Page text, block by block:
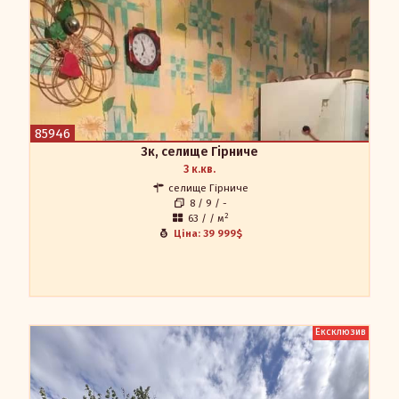
85946
3к, селище Гірниче
3 к.кв.
селище Гірниче
8 / 9 / -
63 / / м2
Ціна: 39 999$
Продаж 3-кімнатної квартири під ремонт на Гірничому.
Розташована на 8 поверсі 9-поверхового будинку. Загальна
площа 63 м2. Всі три кімнати роздільні. Сан. вузол та ванна
роздільні. Не кутова. Є балкон та лоджія. Ліфт завжди працює.
Мегадом
Наталія 0504521275
0684521275
apr.in.ua@gmail.com
Ексклюзив
Продам сучасний одноповерховий будинок на
Лелеківці
Продам сучасний одноповерховий будинок на Лелеківці